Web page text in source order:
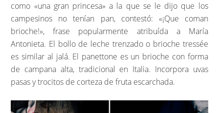
como «una gran princesa» a la que se le dijo que los
campesinos no tenían pan, contestó: «¡Que coman
brioche!», frase popularmente atribuída a María
Antonieta. El bollo de leche trenzado o brioche tressée
es similar al jalá. El panettone es un brioche con forma
de campana alta, tradicional en Italia. Incorpora uvas
pasas y trocitos de corteza de fruta escarchada.